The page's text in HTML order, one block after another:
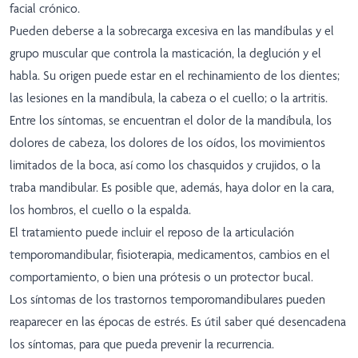
facial crónico.
Pueden deberse a la sobrecarga excesiva en las mandíbulas y el
grupo muscular que controla la masticación, la deglución y el
habla. Su origen puede estar en el rechinamiento de los dientes;
las lesiones en la mandíbula, la cabeza o el cuello; o la artritis.
Entre los síntomas, se encuentran el dolor de la mandíbula, los
dolores de cabeza, los dolores de los oídos, los movimientos
limitados de la boca, así como los chasquidos y crujidos, o la
traba mandibular. Es posible que, además, haya dolor en la cara,
los hombros, el cuello o la espalda.
El tratamiento puede incluir el reposo de la articulación
temporomandibular, fisioterapia, medicamentos, cambios en el
comportamiento, o bien una prótesis o un protector bucal.
Los síntomas de los trastornos temporomandibulares pueden
reaparecer en las épocas de estrés. Es útil saber qué desencadena
los síntomas, para que pueda prevenir la recurrencia.